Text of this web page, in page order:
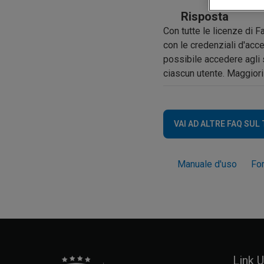
Risposta
Con tutte le licenze di
con le credenziali
possibile accedere agli
ciascun utente.
VAI AD ALTRE FAQ SUL
Manuale d'uso
Link